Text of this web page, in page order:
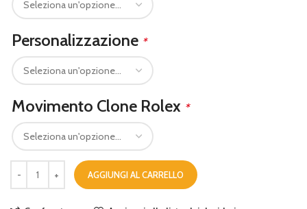
Personalizzazione *
Movimento Clone Rolex *
AGGIUNGI AL CARRELLO